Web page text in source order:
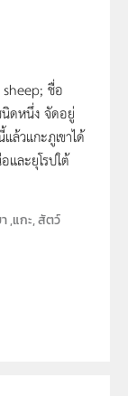
sheep; ชื่อ
ดหนึ่ง จัดอยู่
ล้วแกะภูเขาได้
และยุโรปใต้
,แกะ, สัตว์